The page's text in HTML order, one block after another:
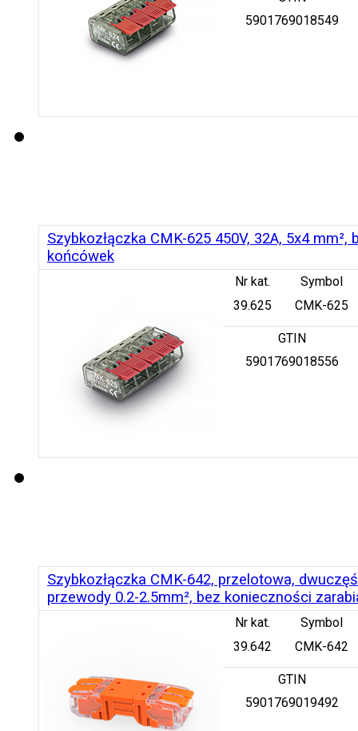
5901769018549
Szybkozłączka CMK-625 450V, 32A, 5x4
końcówek
Nr kat.
Symbol
39.625
CMK-625
GTIN
5901769018556
Szybkozłączka CMK-642, przelotowa,
przewody 0.2-2.5mm², bez konieczności
Nr kat.
Symbol
39.642
CMK-642
GTIN
5901769019492